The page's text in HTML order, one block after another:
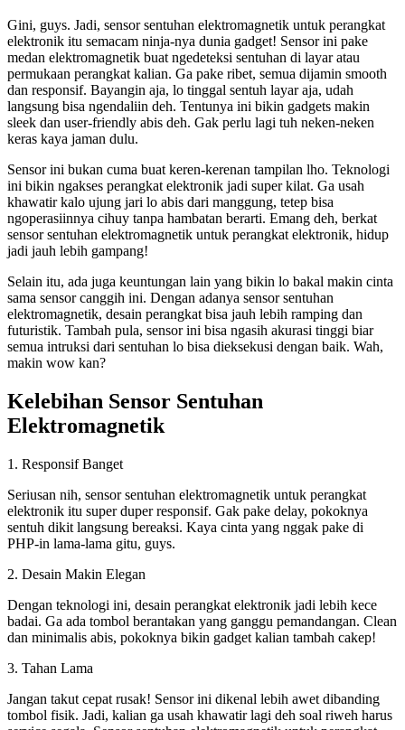
Gini, guys. Jadi, sensor sentuhan elektromagnetik untuk perangkat
elektronik itu semacam ninja-nya dunia gadget! Sensor ini pake
medan elektromagnetik buat ngedeteksi sentuhan di layar atau
permukaan perangkat kalian. Ga pake ribet, semua dijamin smooth
dan responsif. Bayangin aja, lo tinggal sentuh layar aja, udah
langsung bisa ngendaliin deh. Tentunya ini bikin gadgets makin
sleek dan user-friendly abis deh. Gak perlu lagi tuh neken-neken
keras kaya jaman dulu.
Sensor ini bukan cuma buat keren-kerenan tampilan lho. Teknologi
ini bikin ngakses perangkat elektronik jadi super kilat. Ga usah
khawatir kalo ujung jari lo abis dari manggung, tetep bisa
ngoperasiinnya cihuy tanpa hambatan berarti. Emang deh, berkat
sensor sentuhan elektromagnetik untuk perangkat elektronik, hidup
jadi jauh lebih gampang!
Selain itu, ada juga keuntungan lain yang bikin lo bakal makin cinta
sama sensor canggih ini. Dengan adanya sensor sentuhan
elektromagnetik, desain perangkat bisa jauh lebih ramping dan
futuristik. Tambah pula, sensor ini bisa ngasih akurasi tinggi biar
semua intruksi dari sentuhan lo bisa dieksekusi dengan baik. Wah,
makin wow kan?
Kelebihan Sensor Sentuhan
Elektromagnetik
1. Responsif Banget
Seriusan nih, sensor sentuhan elektromagnetik untuk perangkat
elektronik itu super duper responsif. Gak pake delay, pokoknya
sentuh dikit langsung bereaksi. Kaya cinta yang nggak pake di
PHP-in lama-lama gitu, guys.
2. Desain Makin Elegan
Dengan teknologi ini, desain perangkat elektronik jadi lebih kece
badai. Ga ada tombol berantakan yang ganggu pemandangan. Clean
dan minimalis abis, pokoknya bikin gadget kalian tambah cakep!
3. Tahan Lama
Jangan takut cepat rusak! Sensor ini dikenal lebih awet dibanding
tombol fisik. Jadi, kalian ga usah khawatir lagi deh soal riweh harus